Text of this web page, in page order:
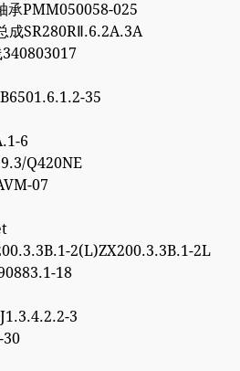
承PMM050058-025
成SR280RⅡ.6.2A.3A
35
6
Q420NE
07
2(L)ZX200.3.3B.1-2L
18
3
30